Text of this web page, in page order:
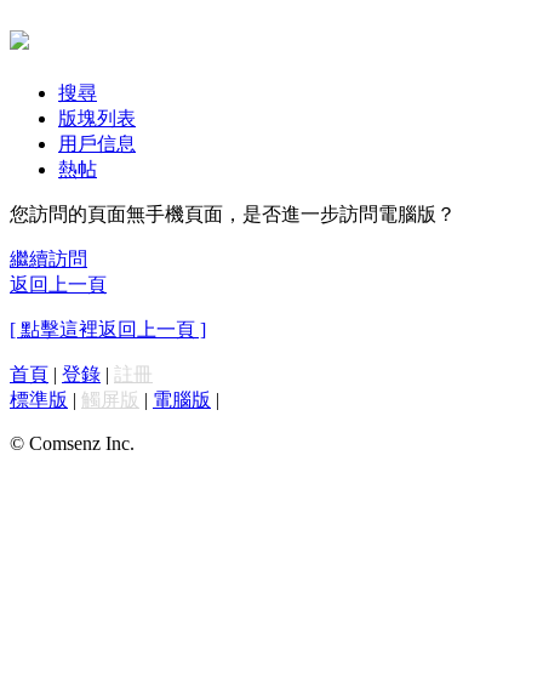
搜尋
版塊列表
用戶信息
熱帖
您訪問的頁面無手機頁面，是否進一步訪問電腦版？
繼續訪問
返回上一頁
[ 點擊這裡返回上一頁 ]
首頁 | 登錄 | 註冊
標準版 | 觸屏版 | 電腦版 |
© Comsenz Inc.